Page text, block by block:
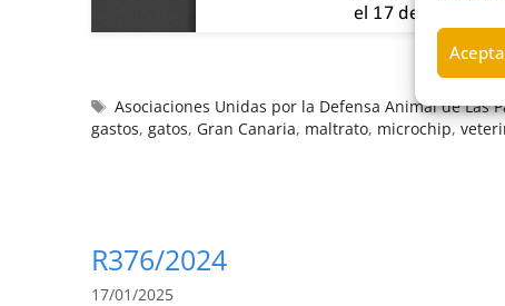
Asociaciones Unidas por la Defensa Animal de Las
gastos, gatos, Gran Canaria, maltrato, microchip,
R376/2024
17/01/2025